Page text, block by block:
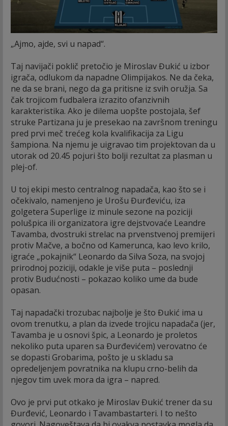
„Ajmo, ajde, svi u napad“.
Taj navijači poklič pretočio je Miroslav Đukić u izbor
igrača, odlukom da napadne Olimpijakos. Ne da čeka,
ne da se brani, nego da ga pritisne iz svih oružja. Sa
čak trojicom fudbalera izrazito ofanzivnih
karakteristika. Ako je dilema uopšte postojala, šef
struke Partizana ju je presekao na završnom treningu
pred prvi meč trećeg kola kvalifikacija za Ligu
šampiona. Na njemu je uigravao tim projektovan da u
utorak od 20.45 pojuri što bolji rezultat za plasman u
plej-of.
U toj ekipi mesto centralnog napadača, kao što se i
očekivalo, namenjeno je Urošu Đurđeviću, iza
golgetera Superlige iz minule sezone na poziciji
polušpica ili organizatora igre dejstvovaće Leandre
Tavamba, dvostruki strelac na prvenstvenoj premijeri
protiv Mačve, a bočno od Kamerunca, kao levo krilo,
igraće „pokajnik“ Leonardo da Silva Soza, na svojoj
prirodnoj poziciji, odakle je više puta – poslednji
protiv Budućnosti – pokazao koliko ume da bude
opasan.
Taj napadački trozubac najbolje je što Đukić ima u
ovom trenutku, a plan da izvede trojicu napadača (jer,
Tavamba je u osnovi špic, a Leonardo je proletos
nekoliko puta uparen sa Đurđevićem) verovatno će
se dopasti Grobarima, pošto je u skladu sa
opredeljenjem povratnika na klupu crno-belih da
njegov tim uvek mora da igra – napred.
Ovo je prvi put otkako je Miroslav Đukić trener da su
Đurđević, Leonardo i Tavambastarteri. I to nešto